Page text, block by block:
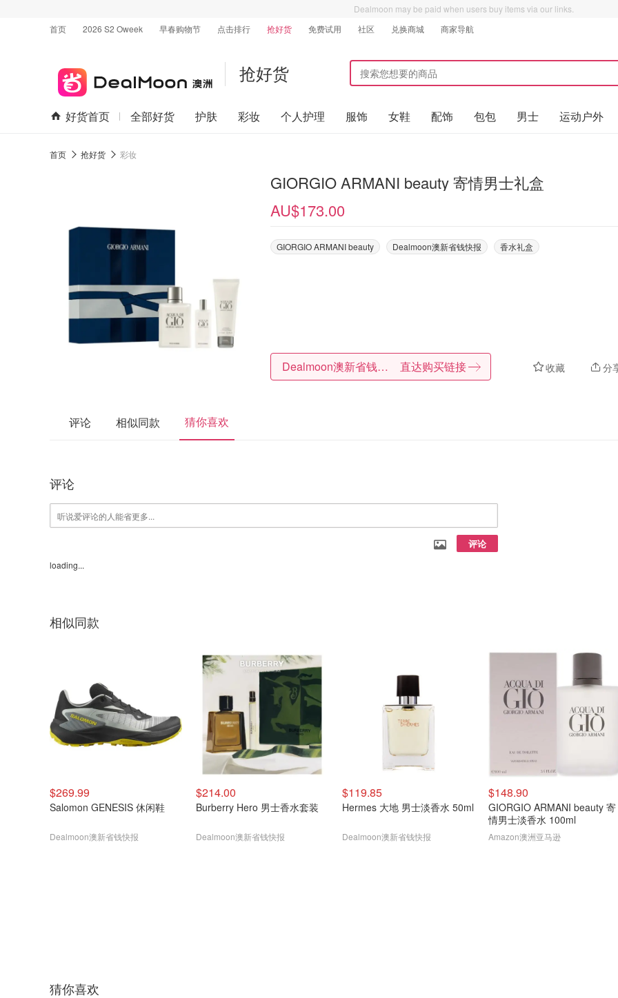
Dealmoon may be paid when users buy items via our links.
首页
2026 S2 Oweek 早春购物节 点击排行 抢好货 免费试用 社区 兑换商城 商家导航
抢好货
好货首页 全部好货 护肤 彩妆 个人护理 服饰 女鞋 配饰 包包 男士 运动户外
首页 抢好货 彩妆
GIORGIO ARMANI beauty 寄情男士礼盒
AU$173.00
GIORGIO ARMANI beauty Dealmoon澳新省钱快报 香水礼盒
收藏 分
Dealmoon澳新省钱快报 直达购买链接
评论 相似同款 猜你喜欢
评论
评论
loading...
相似同款
$269.99
Salomon GENESIS 休闲鞋
Dealmoon澳新省钱快报
$214.00
Burberry Hero 男士香水套装
Dealmoon澳新省钱快报
$119.85
Hermes 大地 男士淡香水 50ml
Dealmoon澳新省钱快报
$148.90
GIORGIO ARMANI beauty 寄
情男士淡香水 100ml
Amazon澳洲亚马逊
猜你喜欢